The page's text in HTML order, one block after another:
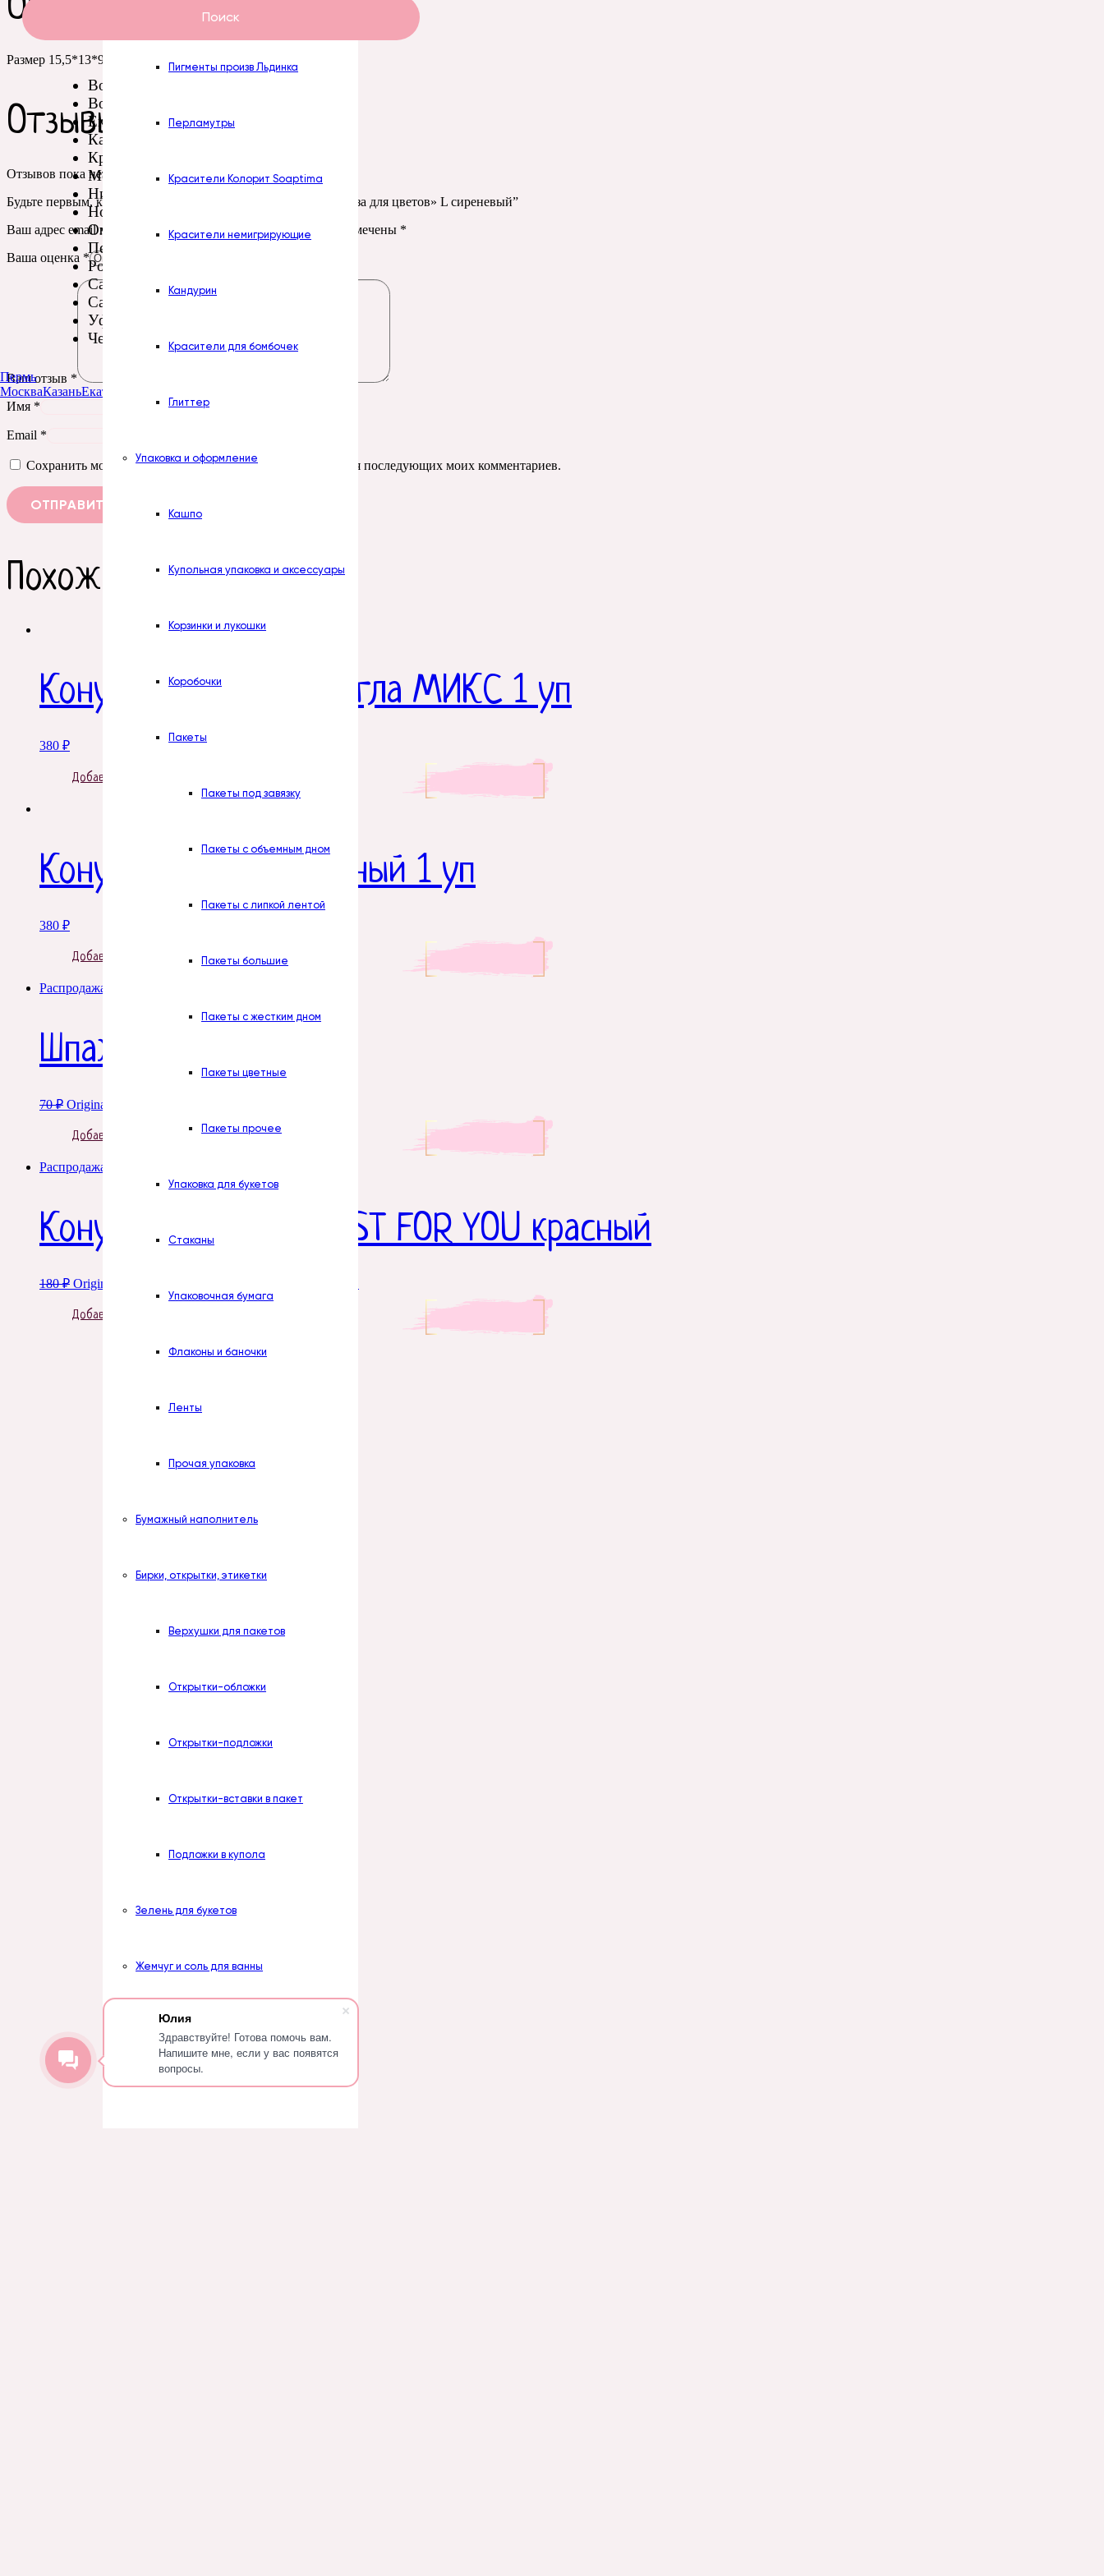
Юлия
Здравствуйте! Готова помочь вам.
Напишите мне, если у вас появятся
вопросы.
Пасты Турция
Пигменты произв Льдинка
Перламутры
Красители Колорит Soaptima
Красители немигрирующие
Кандурин
Красители для бомбочек
Глиттер
Упаковка и оформление
Кашпо
Купольная упаковка и аксессуары
Корзинки и лукошки
Коробочки
Пакеты
Пакеты под завязку
Пакеты с объемным дном
Пакеты с липкой лентой
Пакеты большие
Пакеты с жестким дном
Пакеты цветные
Пакеты прочее
Упаковка для букетов
Стаканы
Упаковочная бумага
Флаконы и баночки
Ленты
Прочая упаковка
Бумажный наполнитель
Бирки, открытки, этикетки
Верхушки для пакетов
Открытки-обложки
Открытки-подложки
Открытки-вставки в пакет
Подложки в купола
Зелень для букетов
Жемчуг и соль для ванны
Жемчуг
Соль
Поиск
Волгоград
Воронеж
Екатеринбург
Казань
Красноярск
Москва
Нижний Новгород
Новосибирск
Омск
Пермь
Ростов-на-Дону
Самара
Санкт-Петербург
Уфа
Челябинск
Пермь
МоскваКазаньЕкатеринбург
Описание
Размер 15,5*13*9,5 см
Отзывы
Отзывов пока нет.
Будьте первым, кто оставил отзыв на “Пакет подарочный «Ваза для цветов» L сиреневый”
Ваш адрес email не будет опубликован. Обязательные поля помечены *
Ваша оценка *
Ваш отзыв *
Имя *
Email *
Сохранить моё имя, email и адрес сайта в этом браузере для последующих моих комментариев.
Похожие товары
Конус с бантом без угла МИКС 1 уп
380 ₽
Добавить в корзину
Конус с бантом Красный 1 уп
380 ₽
Добавить в корзину
Распродажа!
Шпажки H 25 см 1 уп
70₽ Original price was: 70 ₽.
Добавить в корзину
Распродажа!
Конус для цветов JUST FOR YOU красный
180₽ Original price was: 180 ₽.
Добавить в корзину